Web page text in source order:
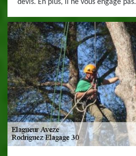
devis. En plus, il ne vous engage pas.